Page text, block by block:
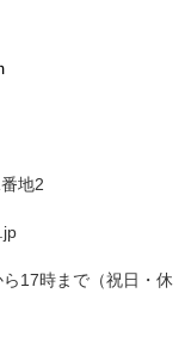
地2
ら17時まで（祝日・休